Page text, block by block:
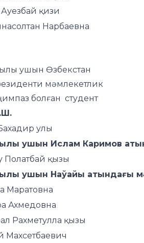
қизи
Нарбаевна
ушын Өзбекстан
мәмлекетлик
болған студент
улы
ушын Ислам Каримов
Полатбай қызы
ушын Наўайы атындағы
Маратовна
Ахмедовна
Рахметулла қызы
Махсетбаевич